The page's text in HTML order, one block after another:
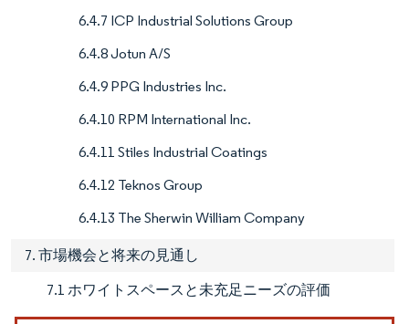
6.4.7 ICP Industrial Solutions Group
6.4.8 Jotun A/S
6.4.9 PPG Industries Inc.
6.4.10 RPM International Inc.
6.4.11 Stiles Industrial Coatings
6.4.12 Teknos Group
6.4.13 The Sherwin William Company
7. 市場機会と将来の見通し
7.1 ホワイトスペースと未充足ニーズの評価